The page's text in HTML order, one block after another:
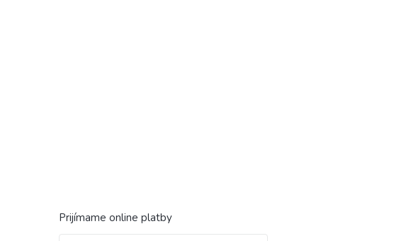
Prijímame online platby